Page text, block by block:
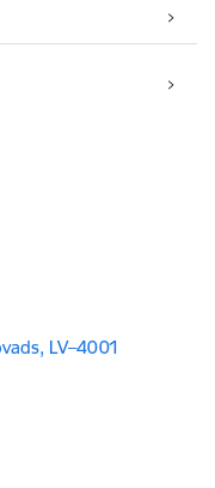
LV–4001